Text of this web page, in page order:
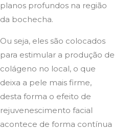
planos profundos na região
da bochecha.
Ou seja, eles são colocados
para estimular a produção de
colágeno no local, o que
deixa a pele mais firme,
desta forma o efeito de
rejuvenescimento facial
acontece de forma contínua